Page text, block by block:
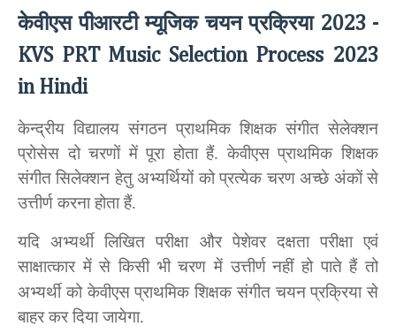
केवीएस पीआरटी म्यूजिक चयन प्रक्रिया 2023 -
KVS PRT Music Selection Process 2023
in Hindi
केन्द्रीय विद्यालय संगठन प्राथमिक शिक्षक संगीत सेलेक्शन
प्रोसेस दो चरणों में पूरा होता हैं. केवीएस प्राथमिक शिक्षक
संगीत सिलेक्शन हेतु अभ्यर्थियों को प्रत्येक चरण अच्छे अंकों से
उत्तीर्ण करना होता हैं.
यदि अभ्यर्थी लिखित परीक्षा और पेशेवर दक्षता परीक्षा एवं
साक्षात्कार में से किसी भी चरण में उत्तीर्ण नहीं हो पाते हैं तो
अभ्यर्थी को केवीएस प्राथमिक शिक्षक संगीत चयन प्रक्रिया से
बाहर कर दिया जायेगा.